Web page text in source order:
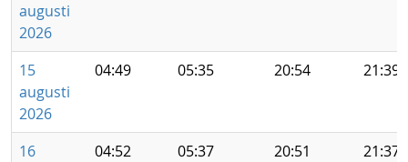
augusti
2026
15
augusti
2026
04:49 05:35 20:54 21:39
16
04:52 05:37 20:51 21:37